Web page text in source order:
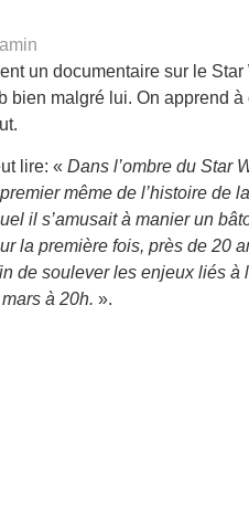
un documentaire sur le
bien malgré lui. On apprend
lire: « Dans l’ombre du Star
même de l’histoire de
il s’amusait à manier un
la première fois, près de 20
de soulever les enjeux liés à
à 20h. ».